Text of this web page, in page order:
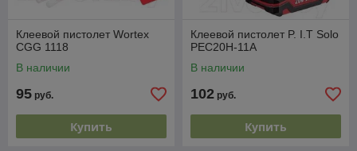
Клеевой пистолет Wortex
CGG 1118
В наличии
95 руб.
Купить
Клеевой пистолет P. I.T Solo
PEC20H-11A
В наличии
102 руб.
Купить